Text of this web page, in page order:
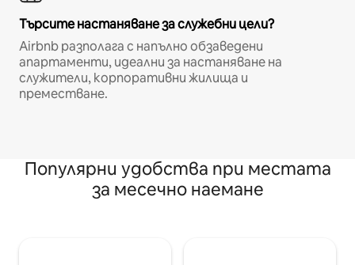
Търсите настаняване за служебни цели?
Airbnb разполага с напълно обзаведени
апартаменти, идеални за настаняване на
служители, корпоративни жилища и
преместване.
Популярни удобства при местата
за месечно наемане